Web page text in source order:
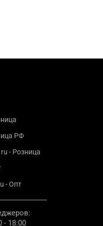
РФ
- Розница
- Опт
- 18:00